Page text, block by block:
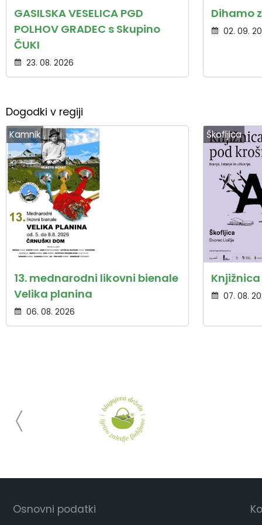
GASILSKA VESELICA PGD
POLHOV GRADEC s Skupino
ČUKI
23. 08. 2026
Dihamo
02. 09.
Dogodki v regiji
Kamnik
13. mednarodni likovni bienale
Velika planina
06. 08. 2026
Škofljica
07. 08.
Osnovni podatki